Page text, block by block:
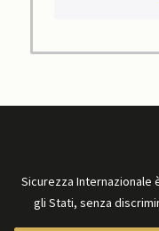
Sicurezza Internazionale
gli Stati, senza